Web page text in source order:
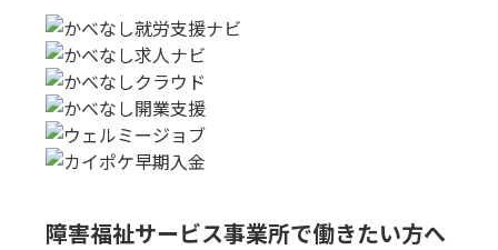
障害福祉サービス事業所で働きたい方へ